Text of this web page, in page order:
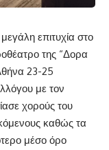
επιτυχία στο
της “Δορα
23-25
με τον
χορούς του
καθώς τα
μέσο όρο